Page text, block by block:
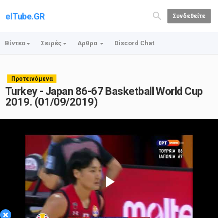
elTube.GR Συνδεθείτε
Βίντεο Σειρές Αρθρα Discord Chat
Προτεινόμενα
Turkey - Japan 86-67 Basketball World Cup
2019. (01/09/2019)
×
Play